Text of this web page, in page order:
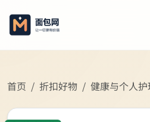
首页 折扣好物 健康与个人